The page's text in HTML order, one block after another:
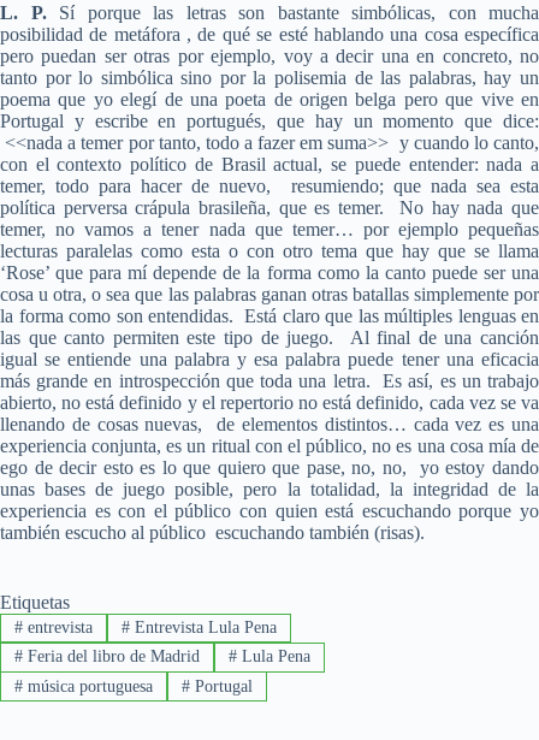
L. P.Sí porque las letras son bastante simbólicas, con mucha
posibilidad de metáfora , de qué se esté hablando una cosa específica
pero puedan ser otras por ejemplo, voy a decir una en concreto, no
tanto por lo simbólica sino por la polisemia de las palabras, hay un
poema que yo elegí de una poeta de origen belga pero que vive en
Portugal y escribe en portugués, que hay un momento que dice:
<<nada a temer por tanto, todo a fazer em suma>> y cuando lo canto,
con el contexto político de Brasil actual, se puede entender: nada a
temer, todo para hacer de nuevo, resumiendo; que nada sea esta
política perversa crápula brasileña, que es temer. No hay nada que
temer, no vamos a tener nada que temer… por ejemplo pequeñas
lecturas paralelas como esta o con otro tema que hay que se llama
‘Rose’ que para mí depende de la forma como la canto puede ser una
cosa u otra, o sea que las palabras ganan otras batallas simplemente por
la forma como son entendidas. Está claro que las múltiples lenguas en
las que canto permiten este tipo de juego. Al final de una canción
igual se entiende una palabra y esa palabra puede tener una eficacia
más grande en introspección que toda una letra. Es así, es un trabajo
abierto, no está definido y el repertorio no está definido, cada vez se va
llenando de cosas nuevas, de elementos distintos… cada vez es una
experiencia conjunta, es un ritual con el público, no es una cosa mía de
ego de decir esto es lo que quiero que pase, no, no, yo estoy dando
unas bases de juego posible, pero la totalidad, la integridad de la
experiencia es con el público con quien está escuchando porque yo
también escucho al público escuchando también (risas).
Etiquetas
#entrevista #Entrevista Lula Pena
#Feria del libro de Madrid #Lula Pena
#música portuguesa #Portugal